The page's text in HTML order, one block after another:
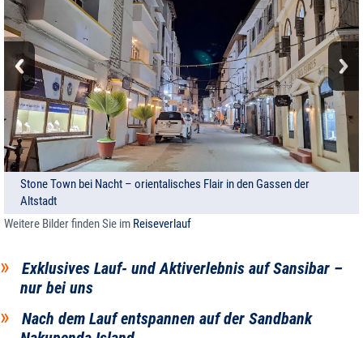
Stone Town bei Nacht – orientalisches Flair in den Gassen der
Altstadt
Weitere Bilder finden Sie im Reiseverlauf
Exklusives Lauf- und Aktiverlebnis auf Sansibar –
nur bei uns
Nach dem Lauf entspannen auf der Sandbank